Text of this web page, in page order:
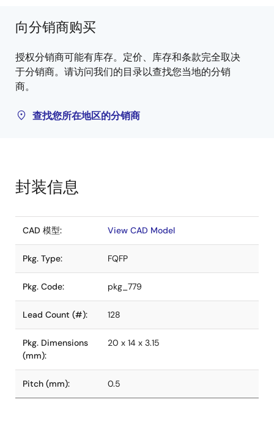
向分销商购买
授权分销商可能有库存。定价、库存和条款完全取决
于分销商。请访问我们的目录以查找您当地的分销
商。
查找您所在地区的分销商
封装信息
CAD 模型: View CAD Model
Pkg. Type: FQFP
Pkg. Code: pkg_779
Lead Count (#): 128
Pkg. Dimensions
(mm):
20 x 14 x 3.15
Pitch (mm): 0.5